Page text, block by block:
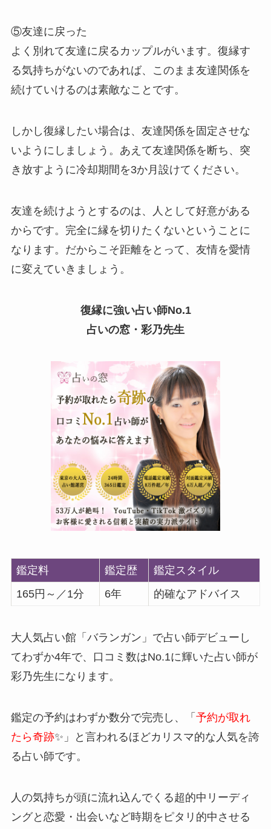
⑤友達に戻った
よく別れて友達に戻るカップルがいます。復縁す
る気持ちがないのであれば、このまま友達関係を
続けていけるのは素敵なことです。
しかし復縁したい場合は、友達関係を固定させな
いようにしましょう。あえて友達関係を断ち、突
き放すように冷却期間を3か月設けてください。
友達を続けようとするのは、人として好意がある
からです。完全に縁を切りたくないということに
なります。だからこそ距離をとって、友情を愛情
に変えていきましょう。
復縁に強い占い師No.1
占いの窓・彩乃先生
鑑定料 鑑定歴
鑑定スタイル
165円～／1分
6年 的確なアドバイス
大人気占い館「バランガン」で占い師デビューし
てわずか4年で、口コミ数はNo.1に輝いた占い師が
彩乃先生になります。
鑑定の予約はわずか数分で完売し、「 予約が取れ
たら奇跡✨」と言われるほどカリスマ的な人気を誇
る占い師です。
人の気持ちが頭に流れ込んでくる超的中リーディ
ングと恋愛・出会いなど時期をピタリ的中させる